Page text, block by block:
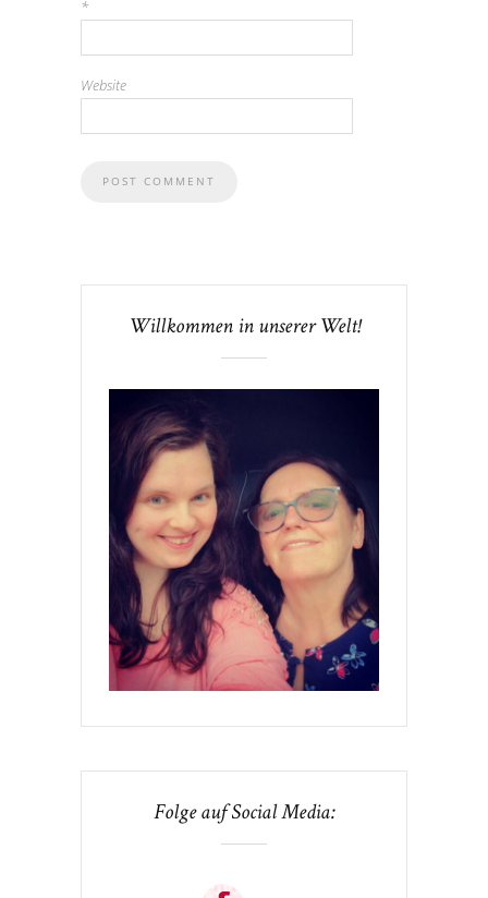
*
Website
Willkommen in unserer Welt!
Folge auf Social Media: